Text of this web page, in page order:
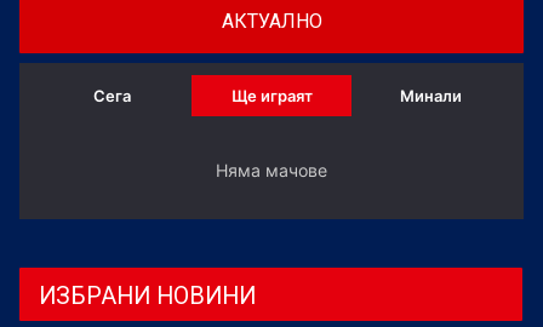
АКТУАЛНО
Сега Ще играят Минали
Няма мачове
ИЗБРАНИ НОВИНИ